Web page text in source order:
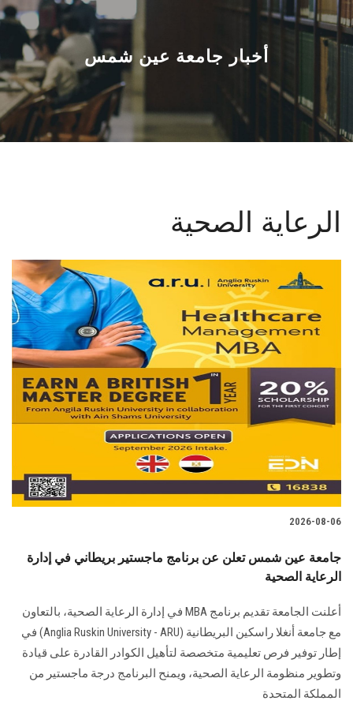
عن الجامعة
القطاعـات
الشئون الأكاديمية
البحث العلمي
الأنظمة الذكية
الإعلام
تواصل معنا
الطلاب
الدراسات العليا
الزائـرون
سجل الان
أخبار جامعة عين شمس
الرعاية الصحية
2026-08-06
جامعة عين شمس تعلن عن برنامج ماجستير بريطاني في إدارة
الرعاية الصحية
أعلنت الجامعة تقديم برنامج MBA في إدارة الرعاية الصحية، بالتعاون
مع جامعة أنغلا راسكين البريطانية (Anglia Ruskin University - ARU) في
إطار توفير فرص تعليمية متخصصة لتأهيل الكوادر القادرة على قيادة
وتطوير منظومة الرعاية الصحية، ويمنح البرنامج درجة ماجستير من
المملكة المتحدة